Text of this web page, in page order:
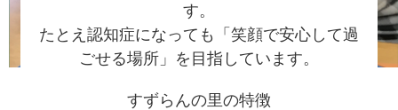
す。
たとえ認知症になっても「笑顔で安心して過
ごせる場所」を目指しています。
すずらんの里の特徴